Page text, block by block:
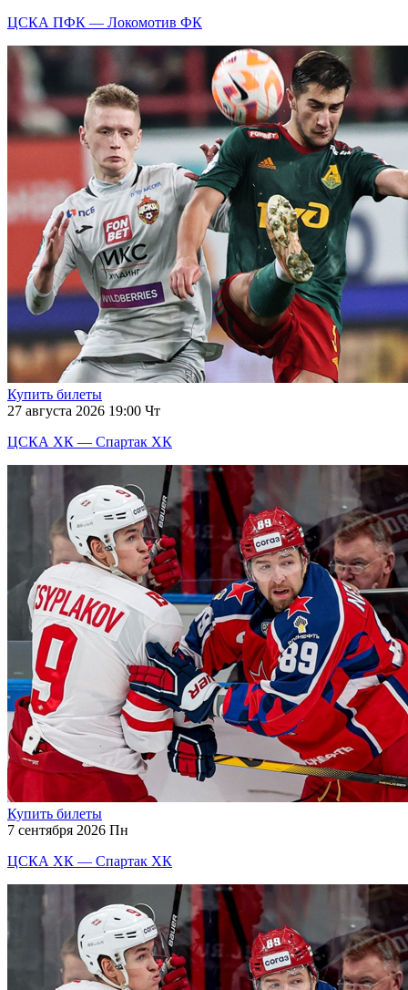
ЦСКА ПФК — Локомотив ФК
Купить билеты
27 августа 2026 19:00 Чт
ЦСКА ХК — Спартак ХК
Купить билеты
7 сентября 2026 Пн
ЦСКА ХК — Спартак ХК